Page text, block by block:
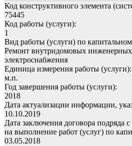
Код конструктивного элемента
75445
Код работы (услуги):
1
Вид работы (услуги) по
Ремонт внутридомовых
электроснабжения
Единица измерения работы (услуги):
м.п.
Год завершения работы (услуги):
2018
Дата актуализации информации,
10.10.2019
Дата заключения договора подряда
на выполнение работ (услуг) по
03.05.2018